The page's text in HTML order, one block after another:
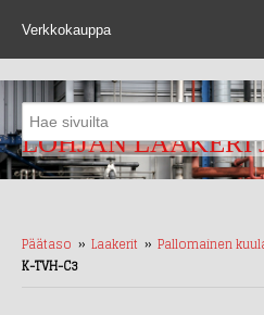
Verkkokauppa
LOHJAN LAAKERI
Päätaso ›› Laakerit ›› Pallomainen
K-TVH-C3